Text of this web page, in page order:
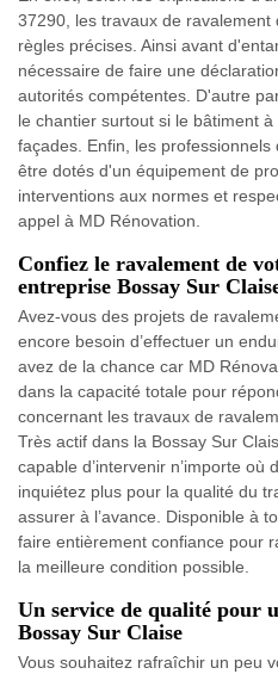
37290, les travaux de
règles précises. Ainsi avant
nécessaire de faire une
autorités compétentes. D'autre
le chantier surtout si le bâtiment
façades. Enfin, les
être dotés d'un équipement de
interventions aux normes et
appel à MD Rénovation.
Confiez le ravalement de
entreprise Bossay Sur
Avez-vous des projets de
encore besoin d’effectuer un
avez de la chance car MD
dans la capacité totale pour
concernant les travaux de
Très actif dans la Bossay Sur
capable d’intervenir n’importe où
inquiétez plus pour la qualité du
assurer à l’avance. Disponible à
faire entièrement confiance pour
la meilleure condition possible.
Un service de qualité pour
Bossay Sur Claise
Vous souhaitez rafraîchir un peu